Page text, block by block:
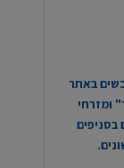
באתר
ומזרחי
בסניפים